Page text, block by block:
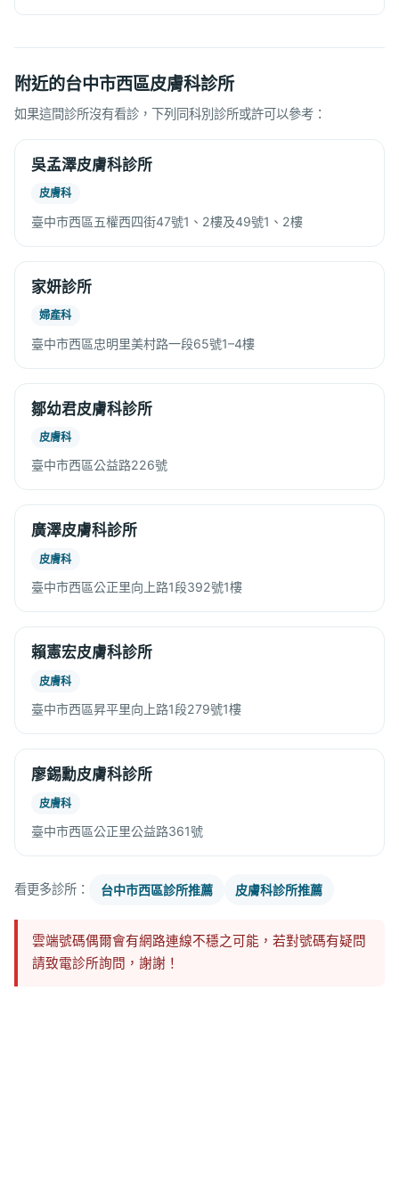
附近的台中市西區皮膚科診所
如果這間診所沒有看診，下列同科別診所或許可以參考：
吳孟澤皮膚科診所
皮膚科
臺中市西區五權西四街47號1、2樓及49號1、2樓
家妍診所
婦產科
臺中市西區忠明里美村路一段65號1–4樓
鄒幼君皮膚科診所
皮膚科
臺中市西區公益路226號
廣澤皮膚科診所
皮膚科
臺中市西區公正里向上路1段392號1樓
賴憲宏皮膚科診所
皮膚科
臺中市西區昇平里向上路1段279號1樓
廖錫勳皮膚科診所
皮膚科
臺中市西區公正里公益路361號
看更多診所： 台中市西區診所推薦 皮膚科診所推薦
雲端號碼偶爾會有網路連線不穩之可能，若對號碼有疑問
請致電診所詢問，謝謝！